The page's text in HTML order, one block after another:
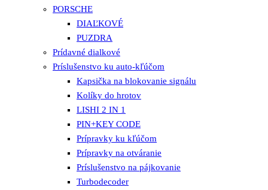
PORSCHE
DIAĽKOVÉ
PUZDRA
Prídavné dialkové
Príslušenstvo ku auto-kľúčom
Kapsička na blokovanie signálu
Kolíky do hrotov
LISHI 2 IN 1
PIN+KEY CODE
Prípravky ku kľúčom
Prípravky na otváranie
Príslušenstvo na pájkovanie
Turbodecoder